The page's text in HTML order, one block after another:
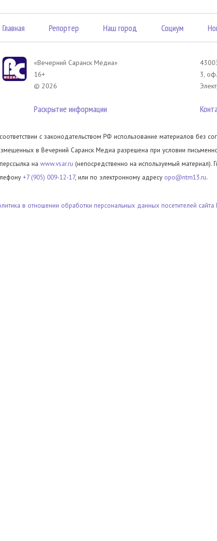
Главная Репортер Наш город Социум
«Вечерний Саранск Mедиа»
16+
© 2026
Раскрытие информации
3,
с законодательством РФ использование материалов без
в Вечерний Саранск Медиа разрешена при условии
на www.vsar.ru (непосредственно на используемый материал).
+7 (905) 009-12-17, или по электронному адресу opo@ntm13.ru.
в отношении обработки персональных данных посетителей